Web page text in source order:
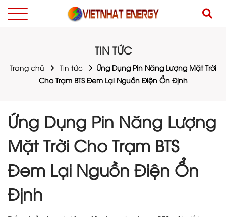
TIN TỨC
Trang chủ Tin tức
Ứng Dụng Pin Năng Lượng Mặt Trời
Cho Trạm BTS Đem Lại Nguồn Điện Ổn Định
Ứng Dụng Pin Năng Lượng
Mặt Trời Cho Trạm BTS
Đem Lại Nguồn Điện Ổn
Định